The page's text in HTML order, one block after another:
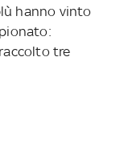
hanno vinto
tre